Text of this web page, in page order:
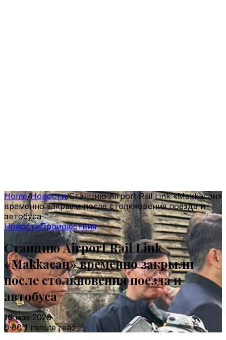
Home/Новости/Станцию Airport Rail Link «Мakkaсан»
временно закрыли после столкновения поезда и
автобуса
НовостиПроишествия
Станцию Airport Rail Link
«Мakkaсан» временно закрыли
после столкновения поезда и
автобуса
16 мая 2026
0801 minute read